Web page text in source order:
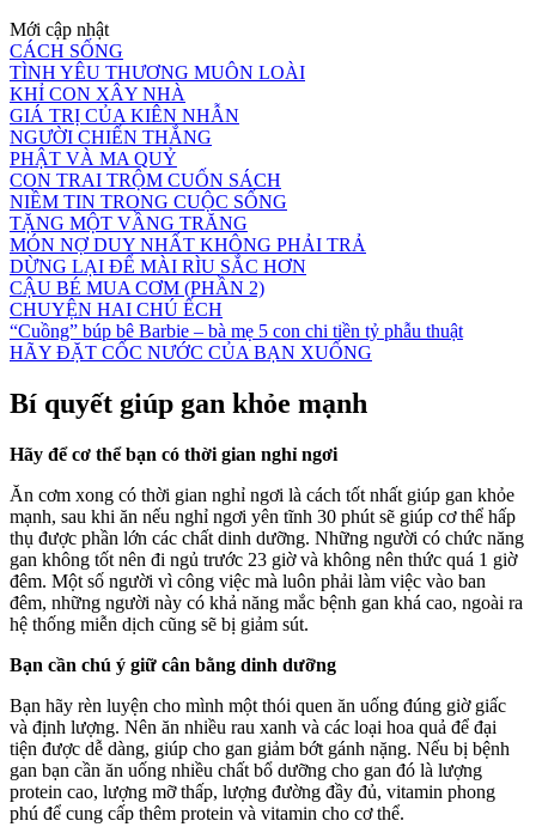
Mới cập nhật
CÁCH SỐNG
TÌNH YÊU THƯƠNG MUÔN LOÀI
KHỈ CON XÂY NHÀ
GIÁ TRỊ CỦA KIÊN NHẪN
NGƯỜI CHIẾN THẮNG
PHẬT VÀ MA QUỶ
CON TRAI TRỘM CUỐN SÁCH
NIỀM TIN TRONG CUỘC SỐNG
TẶNG MỘT VẦNG TRĂNG
MÓN NỢ DUY NHẤT KHÔNG PHẢI TRẢ
DỪNG LẠI ĐỂ MÀI RÌU SẮC HƠN
CẬU BÉ MUA CƠM (PHẦN 2)
CHUYỆN HAI CHÚ ẾCH
“Cuồng” búp bê Barbie – bà mẹ 5 con chi tiền tỷ phẫu thuật
HÃY ĐẶT CỐC NƯỚC CỦA BẠN XUỐNG
Bí quyết giúp gan khỏe mạnh
Hãy để cơ thể bạn có thời gian nghỉ ngơi
Ăn cơm xong có thời gian nghỉ ngơi là cách tốt nhất giúp gan khỏe
mạnh, sau khi ăn nếu nghỉ ngơi yên tĩnh 30 phút sẽ giúp cơ thể hấp
thụ được phần lớn các chất dinh dưỡng. Những người có chức năng
gan không tốt nên đi ngủ trước 23 giờ và không nên thức quá 1 giờ
đêm. Một số người vì công việc mà luôn phải làm việc vào ban
đêm, những người này có khả năng mắc bệnh gan khá cao, ngoài ra
hệ thống miễn dịch cũng sẽ bị giảm sút.
Bạn cần chú ý giữ cân bằng dinh dưỡng
Bạn hãy rèn luyện cho mình một thói quen ăn uống đúng giờ giấc
và định lượng. Nên ăn nhiều rau xanh và các loại hoa quả để đại
tiện được dễ dàng, giúp cho gan giảm bớt gánh nặng. Nếu bị bệnh
gan bạn cần ăn uống nhiều chất bổ dưỡng cho gan đó là lượng
protein cao, lượng mỡ thấp, lượng đường đầy đủ, vitamin phong
phú để cung cấp thêm protein và vitamin cho cơ thể.